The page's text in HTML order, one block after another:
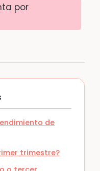
por
de
trimestre?